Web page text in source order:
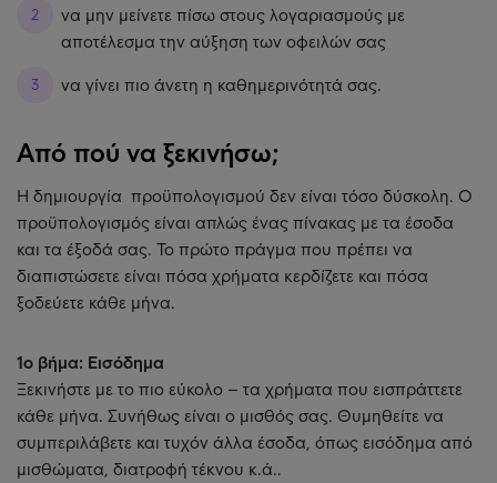
να μην μείνετε πίσω στους λογαριασμούς με
αποτέλεσμα την αύξηση των οφειλών σας
να γίνει πιο άνετη η καθημερινότητά σας.
Από πού να ξεκινήσω;
Η δημιουργία προϋπολογισμού δεν είναι τόσο δύσκολη. Ο
προϋπολογισμός είναι απλώς ένας πίνακας με τα έσοδα
και τα έξοδά σας. Το πρώτο πράγμα που πρέπει να
διαπιστώσετε είναι πόσα χρήματα κερδίζετε και πόσα
ξοδεύετε κάθε μήνα.
1ο βήμα: Εισόδημα
Ξεκινήστε με το πιο εύκολο – τα χρήματα που εισπράττετε
κάθε μήνα. Συνήθως είναι ο μισθός σας. Θυμηθείτε να
συμπεριλάβετε και τυχόν άλλα έσοδα, όπως εισόδημα από
μισθώματα, διατροφή τέκνου κ.ά..